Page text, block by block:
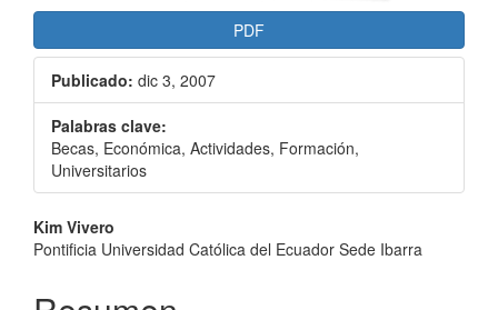
PDF
Publicado: dic 3, 2007
Palabras clave:
Becas, Económica, Actividades, Formación,
Universitarios
Contenido
principal
Kim Vivero
Pontificia Universidad Católica del Ecuador Sede Ibarra